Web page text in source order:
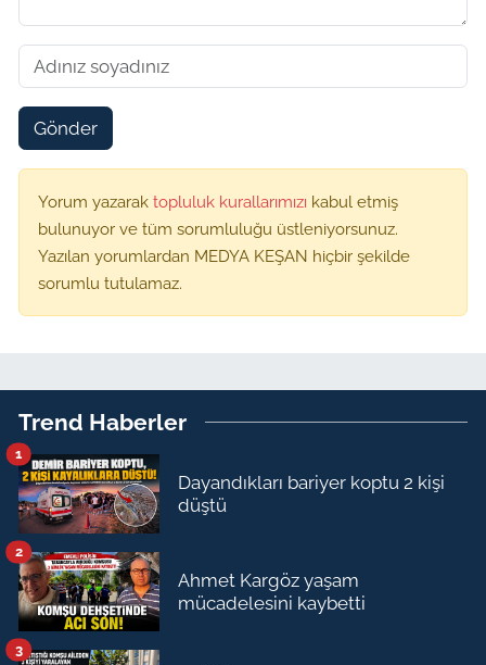
Gönder
Yorum yazarak topluluk kurallarımızı kabul etmiş
bulunuyor ve tüm sorumluluğu üstleniyorsunuz.
Yazılan yorumlardan MEDYA KEŞAN hiçbir şekilde
sorumlu tutulamaz.
Trend Haberler
Dayandıkları bariyer koptu 2 kişi
düştü
1
Ahmet Kargöz yaşam
mücadelesini kaybetti
2
3